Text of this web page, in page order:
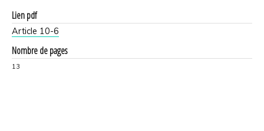
Lien pdf
Article 10-6
Nombre de pages
13